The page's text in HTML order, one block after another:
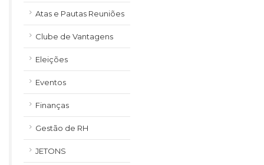
Atas e Pautas Reuniões
Clube de Vantagens
Eleições
Eventos
Finanças
Gestão de RH
JETONS